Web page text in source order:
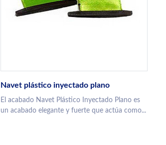
Navet plástico inyectado plano
El acabado Navet Plástico Inyectado Plano es
un acabado elegante y fuerte que actúa como...